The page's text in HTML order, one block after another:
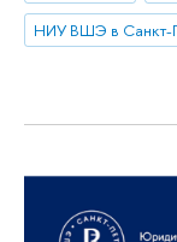
НИУ ВШЭ в Санкт-